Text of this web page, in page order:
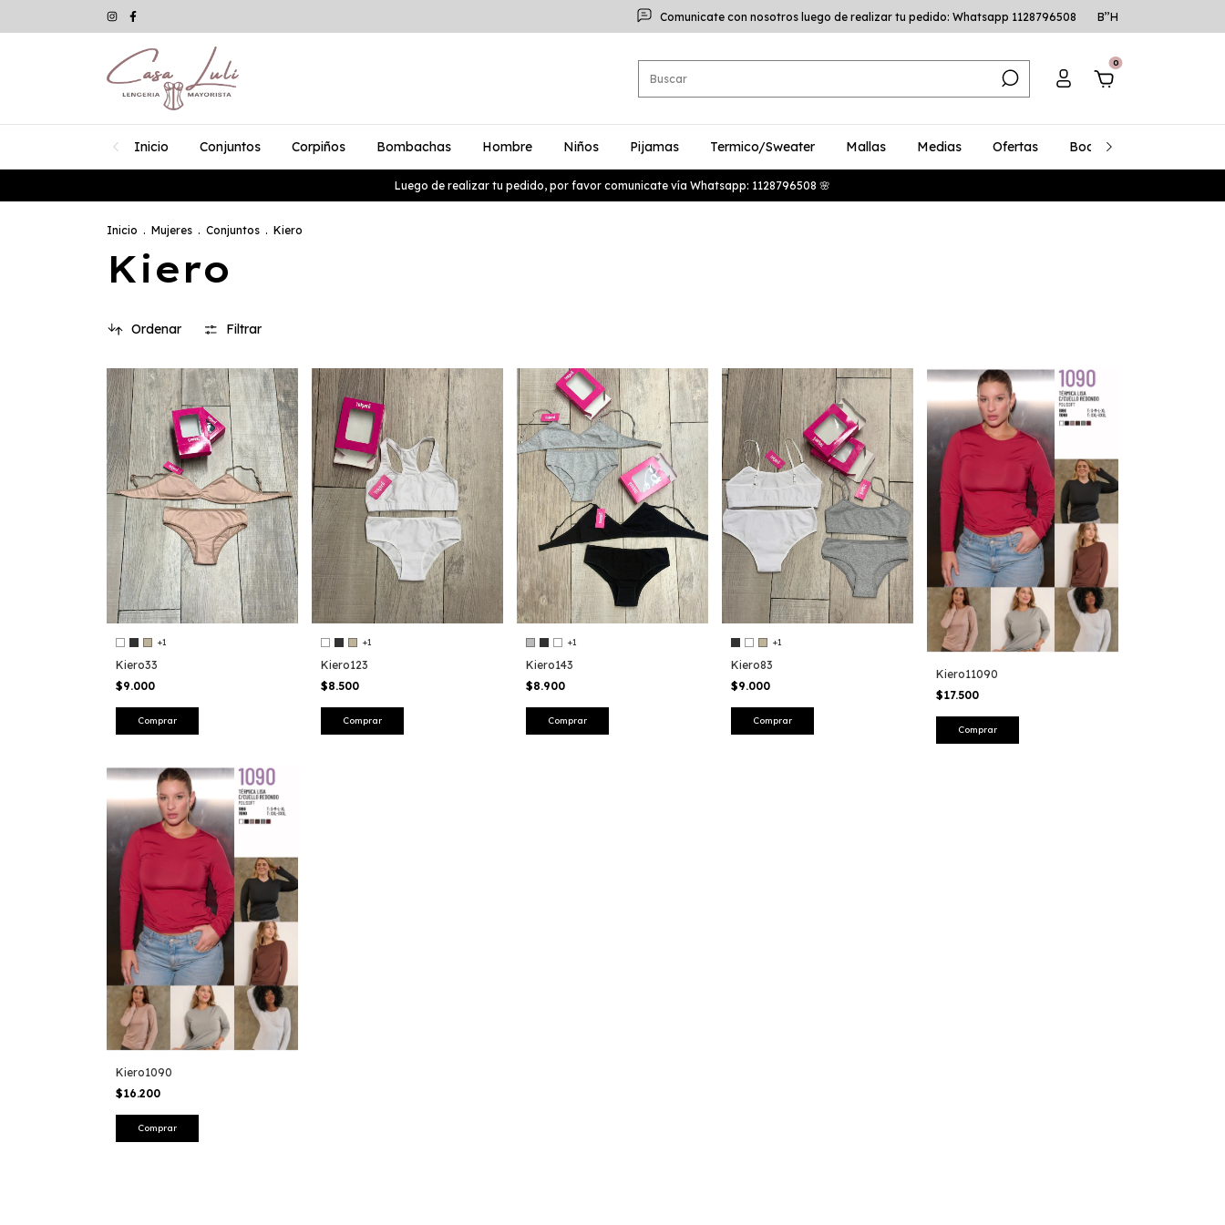
Comunicate con nosotros luego de realizar tu pedido: Whatsapp 1128796508 B’’H
0
Inicio Conjuntos Corpiños Bombachas Hombre Niños Pijamas Termico/Sweater Mallas Medias Ofertas Bodys
Luego de realizar tu pedido, por favor comunicate vía Whatsapp: 1128796508 🌸
Inicio . Mujeres . Conjuntos . Kiero
Kiero
Ordenar Filtrar
+1
Kiero33
$9.000
Comprar
+1
Kiero123
$8.500
Comprar
+1
Kiero143
$8.900
Comprar
+1
Kiero83
$9.000
Comprar
Kiero11090
$17.500
Comprar
Kiero1090
$16.200
Comprar